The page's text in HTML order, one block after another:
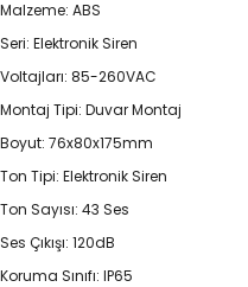
Malzeme: ABS
Seri: Elektronik Siren
Voltajları: 85-260VAC
Montaj Tipi: Duvar Montaj
Boyut: 76x80x175mm
Ton Tipi: Elektronik Siren
Ton Sayısı: 43 Ses
Ses Çıkışı: 120dB
Koruma Sınıfı: IP65